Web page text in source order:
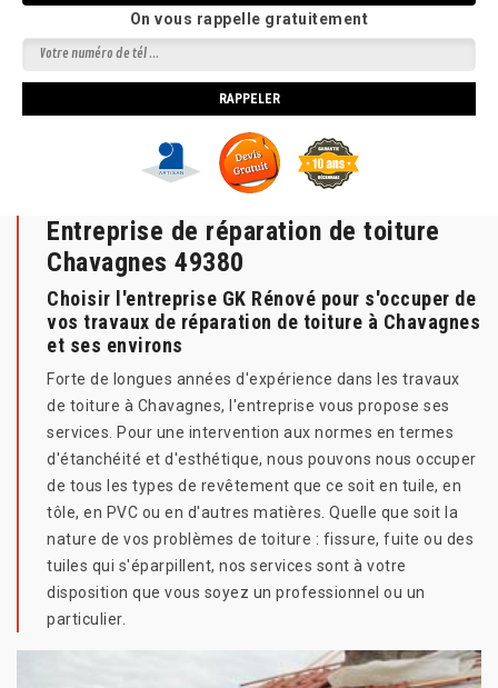
On vous rappelle gratuitement
Entreprise de réparation de toiture
Chavagnes 49380
Choisir l'entreprise GK Rénové pour s'occuper de
vos travaux de réparation de toiture à Chavagnes
et ses environs
Forte de longues années d'expérience dans les travaux
de toiture à Chavagnes, l'entreprise vous propose ses
services. Pour une intervention aux normes en termes
d'étanchéité et d'esthétique, nous pouvons nous occuper
de tous les types de revêtement que ce soit en tuile, en
tôle, en PVC ou en d'autres matières. Quelle que soit la
nature de vos problèmes de toiture : fissure, fuite ou des
tuiles qui s'éparpillent, nos services sont à votre
disposition que vous soyez un professionnel ou un
particulier.